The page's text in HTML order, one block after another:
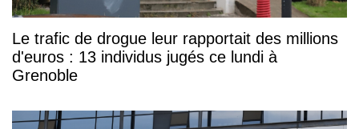
Le trafic de drogue leur rapportait des millions
d'euros : 13 individus jugés ce lundi à
Grenoble